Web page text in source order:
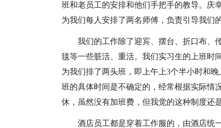
班和老员工的安排和他们手把手的教导。庆
为我们每人安排了两名师傅，负责引导我们
我们的工作除了迎宾、摆台、折口布、
毯等一些脏活、重活。我们实习生的上班时
为我们排了两头班，即上午上3个半小时和
班的具体时间是不确定的，经常根据实际情
休，虽然没有加班费，但我觉的这种制度还
酒店员工都是穿着工作服的，由酒店统